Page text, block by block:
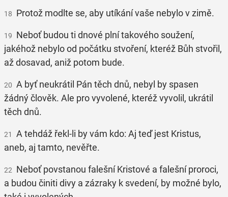
18 Protož modlte se, aby utíkání vaše nebylo v zimě.
19 Neboť budou ti dnové plní takového soužení,
jakéhož nebylo od počátku stvoření, kteréž Bůh stvořil,
až dosavad, aniž potom bude.
20 A byť neukrátil Pán těch dnů, nebyl by spasen
žádný člověk. Ale pro vyvolené, kteréž vyvolil, ukrátil
těch dnů.
21
A tehdáž řekl-li by vám kdo: Aj teď jest Kristus,
aneb, aj tamto, nevěřte.
22 Neboť povstanou falešní Kristové a falešní proroci,
a budou činiti divy a zázraky k svedení, by možné bylo,